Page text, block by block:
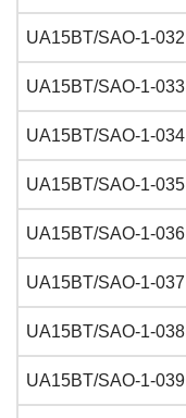
UA15BT/SAO-1-032
UA15BT/SAO-1-033
UA15BT/SAO-1-034
UA15BT/SAO-1-035
UA15BT/SAO-1-036
UA15BT/SAO-1-037
UA15BT/SAO-1-038
UA15BT/SAO-1-039